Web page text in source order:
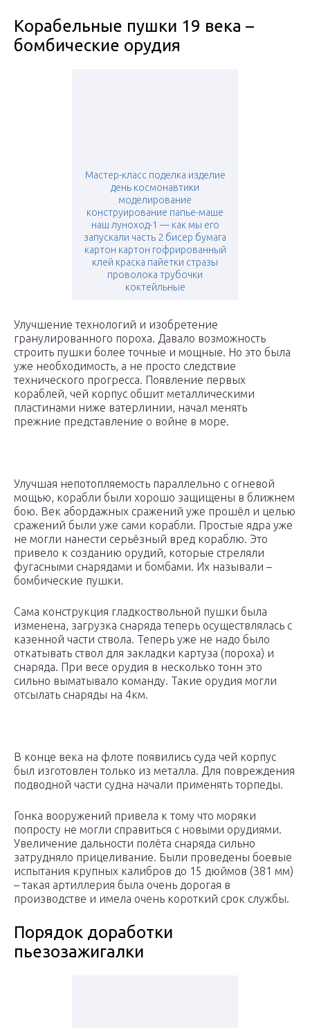
Корабельные пушки 19 века –
бомбические орудия
Мастер-класс поделка изделие
день космонавтики
моделирование
конструирование папье-маше
наш луноход-1 — как мы его
запускали часть 2 бисер бумага
картон картон гофрированный
клей краска пайетки стразы
проволока трубочки
коктейльные
Улучшение технологий и изобретение
гранулированного пороха. Давало возможность
строить пушки более точные и мощные. Но это была
уже необходимость, а не просто следствие
технического прогресса. Появление первых
кораблей, чей корпус обшит металлическими
пластинами ниже ватерлинии, начал менять
прежние представление о войне в море.
Улучшая непотопляемость параллельно с огневой
мощью, корабли были хорошо защищены в ближнем
бою. Век абордажных сражений уже прошёл и целью
сражений были уже сами корабли. Простые ядра уже
не могли нанести серьёзный вред кораблю. Это
привело к созданию орудий, которые стреляли
фугасными снарядами и бомбами. Их называли –
бомбические пушки.
Сама конструкция гладкоствольной пушки была
изменена, загрузка снаряда теперь осуществлялась с
казенной части ствола. Теперь уже не надо было
откатывать ствол для закладки картуза (пороха) и
снаряда. При весе орудия в несколько тонн это
сильно выматывало команду. Такие орудия могли
отсылать снаряды на 4км.
В конце века на флоте появились суда чей корпус
был изготовлен только из металла. Для повреждения
подводной части судна начали применять торпеды.
Гонка вооружений привела к тому что моряки
попросту не могли справиться с новыми орудиями.
Увеличение дальности полёта снаряда сильно
затрудняло прицеливание. Были проведены боевые
испытания крупных калибров до 15 дюймов (381 мм)
– такая артиллерия была очень дорогая в
производстве и имела очень короткий срок службы.
Порядок доработки
пьезозажигалки